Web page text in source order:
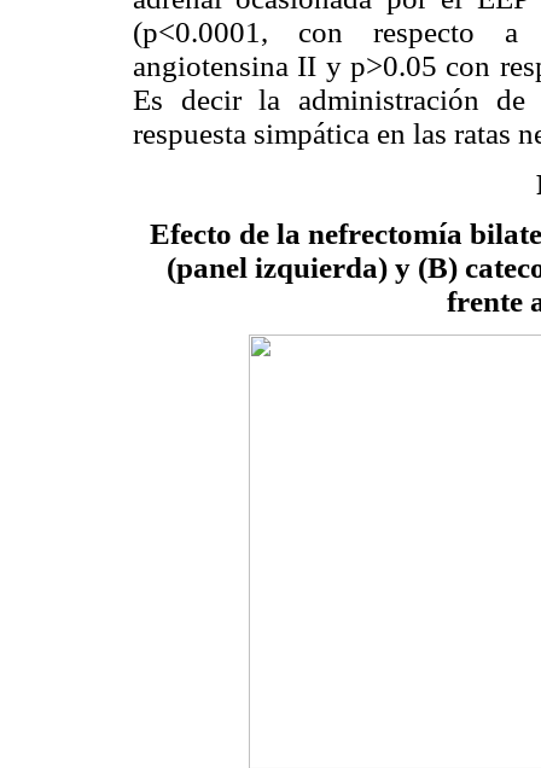
(p<0.0001, con respecto a
angiotensina II y p>0.05 con
Es decir la administración
respuesta simpática en las ratas
Efecto de la nefrectomía
(panel izquierda) y (B)
frente